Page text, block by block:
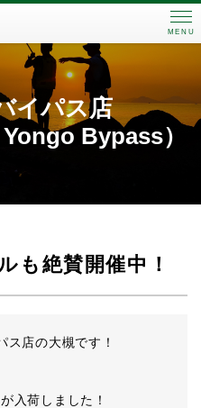
MENU
イパス店
Bypass）
も絶賛開催中！
ス店の大槻です！
入荷しました！